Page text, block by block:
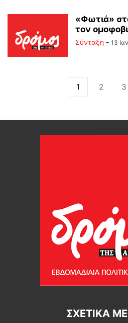
«Φωτιά»
τον
Σύνταξη - 13
1 2 3
ΣΧΕΤΙΚΆ